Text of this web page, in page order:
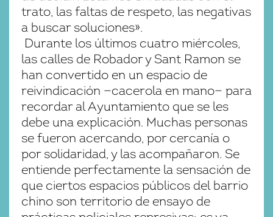
trato, las faltas de respeto, las negativas
a buscar soluciones».
Durante los últimos cuatro miércoles,
las calles de Robador y Sant Ramon se
han convertido en un espacio de
reivindicación —cacerola en mano— para
recordar al Ayuntamiento que se les
debe una explicación. Muchas personas
se fueron acercando, por cercanía o
por solidaridad, y las acompañaron. Se
entiende perfectamente la sensación de
que ciertos espacios públicos del barrio
chino son territorio de ensayo de